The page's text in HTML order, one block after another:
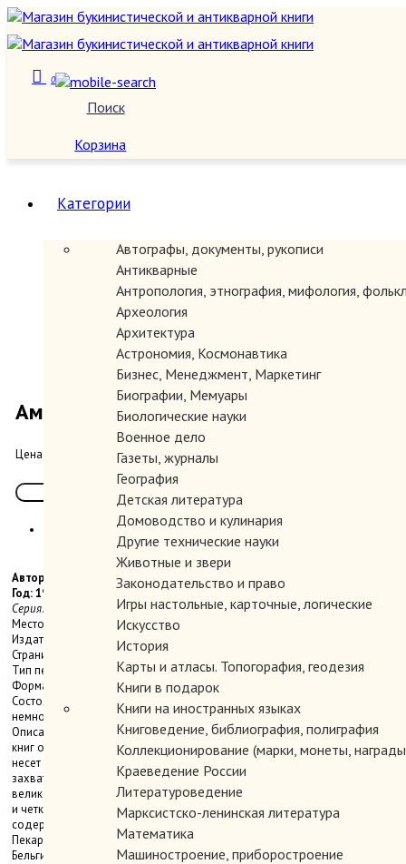
Поиск
0
Корзина
Категории
Автографы, документы, рукописи
Антикварные
Антропология, этнография, мифология,
Археология
Архитектура
Астрономия, Космонавтика
Бизнес, Менеджмент, Маркетинг
Биографии, Мемуары
Биологические науки
Военное дело
Газеты, журналы
География
Детская литература
Домоводство и кулинария
Другие технические науки
Животные и звери
Законодательство и право
Игры настольные, карточные, логические
Искусство
История
Карты и атласы. Топогорафия, геодезия
Книги в подарок
Книги на иностранных языках
Книговедение, библиография, полиграфия
Коллекционирование (марки, монеты,
Краеведение России
Литературоведение
Марксистско-ленинская литература
Математика
Машиностроение, приборостроение
Американские прерии.
Цена: 350.00 руб.
Автор:
Год: 1997
Серия: «Мир дикой природы Larousse».
Место издания: М.
Издательство: РОСМЭН.
Страниц: 168 с., ил.
Тип переплета: Твердый
Формат книги: Энциклопедический
Состояние: Очень хорошее-отличное. Уголки слегка потерты. Корешок
немного загрязнен.
Описание: «Мир дикой природы Larousse» – всемирно известная серия
книг о фауне нашей планеты, энциклопедия животного мира, которая
несет в себе обширную познавательную информацию. Уникальные и
захватывающие сведения о жизни животных сопровождаются
великолепными цветными фотографиями, многочисленными таблицами
и четкими схемами с самыми подробными данными. Данный том
содержит разделы: Бизон. – Койот. – Полосатый скунс. – Монарх. –
Пекари. – Вилорог. – Луговая собачка. – Луговой тетерев. Отпечатано в
Бельгии. Бумага мелованная.